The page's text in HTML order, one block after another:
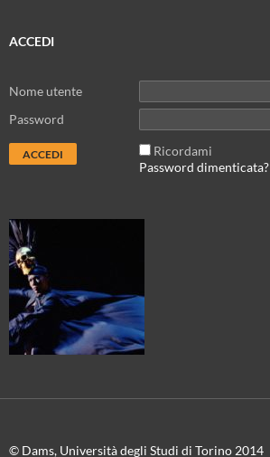
ACCEDI
Nome utente
Password
Ricordami
Password dimenticata?
© Dams, Università degli Studi di Torino 2014